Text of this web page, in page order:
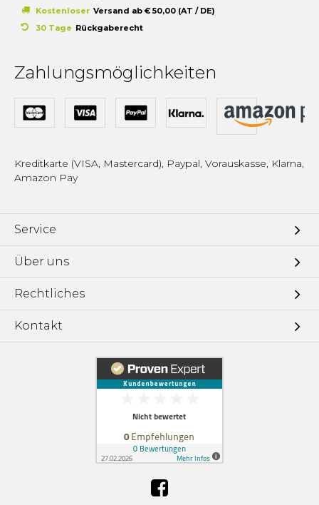
Kostenloser Versand ab € 50,00 (AT / DE)
30 Tage Rückgaberecht
Zahlungsmöglichkeiten
Kreditkarte (VISA, Mastercard), Paypal, Vorauskasse, Klarna,
Amazon Pay
Service
Über uns
Rechtliches
Kontakt